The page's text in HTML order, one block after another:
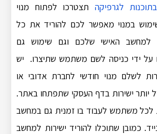
בתוכנות לגרפיקה תצטרכו לפתוח מנוי
במנוי מאפשר לכם להוריד את כל
למחשב האישי שלכם וגם שימוש גם
על ידי כניסה לשם משתמש שתיצרו. יש
לשלם מנוי חודשי לחברת אדובי או
יותר ישירות בדף העסקי שתפתחו באתר.
משתמש לעבוד בו זמנית גם במחשב
כמובן שתוכלו להוריד ישירות למחשב